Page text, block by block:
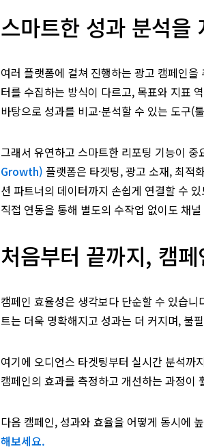
스마트한 성과 분석을
여러 플랫폼에 걸쳐 진행하는 광고 캠페인
터를 수집하는 방식이 다르고, 목표와 지표
바탕으로 성과를 비교·분석할 수 있는 도구(
그래서 유연하고 스마트한 리포팅 기능이 중
Growth) 플랫폼은 타겟팅, 광고 소재, 최적
션 파트너의 데이터까지 손쉽게 연결할 수
직접 연동을 통해 별도의 수작업 없이도 채
처음부터 끝까지, 캠
캠페인 효율성은 생각보다 단순할 수 있습
트는 더욱 명확해지고 성과는 더 커지며, 불
여기에 오디언스 타겟팅부터 실시간 분석까
캠페인의 효과를 측정하고 개선하는 과정이
다음 캠페인, 성과와 효율을 어떻게 동시에
해보세요.